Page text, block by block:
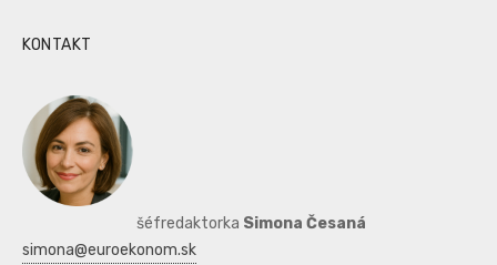
KONTAKT
šéfredaktorka Simona Česaná
simona@euroekonom.sk